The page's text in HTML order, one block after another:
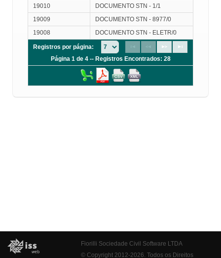
19010
DOCUMENTO STN - 1/1
19009
DOCUMENTO STN - 8977/0
19008
DOCUMENTO STN - ELETR/0
Registros por página:
Página 1 de 4 -- Registros Encontrados: 28
Fiorilli Sociedade Civil Software LTDA
© Copyright 2012-2026. Todos os Direitos